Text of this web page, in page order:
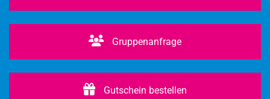
Gruppenanfrage
Gutschein bestellen